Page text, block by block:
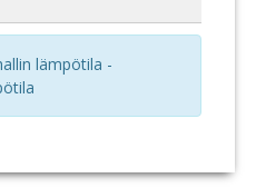
lämpötila -